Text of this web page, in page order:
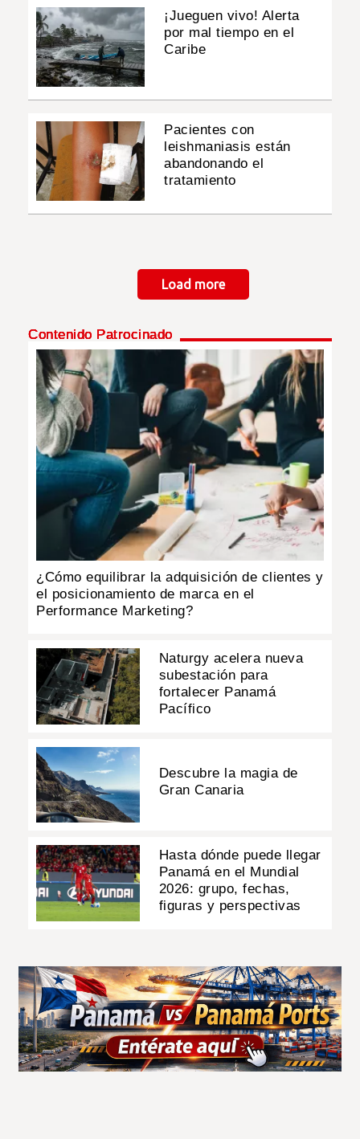
¡Jueguen vivo! Alerta
por mal tiempo en el
Caribe
Pacientes con
leishmaniasis están
abandonando el
tratamiento
Load more
Contenido Patrocinado
¿Cómo equilibrar la adquisición de clientes y
el posicionamiento de marca en el
Performance Marketing?
Naturgy acelera nueva
subestación para
fortalecer Panamá
Pacífico
Descubre la magia de
Gran Canaria
Hasta dónde puede llegar
Panamá en el Mundial
2026: grupo, fechas,
figuras y perspectivas